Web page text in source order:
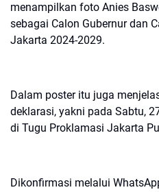
menampilkan foto Anies
sebagai Calon Gubernur dan
Jakarta 2024-2029.
Dalam poster itu juga
deklarasi, yakni pada Sabtu,
di Tugu Proklamasi Jakarta
Dikonfirmasi melalui